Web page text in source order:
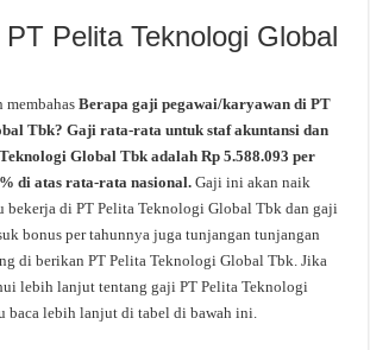
Pelita Teknologi Global
membahasBerapa gaji pegawai/karyawan di PT
Tbk? Gaji rata-rata untuk staf akuntansi dan
Global Tbk adalah Rp 5.588.093 per
di atas rata-rata nasional.Gaji ini akan naik
bekerja di PT Pelita Teknologi Global Tbk dan gaji
bonus per tahunnya juga tunjangan tunjangan
di berikan PT Pelita Teknologi Global Tbk. Jika
lebih lanjut tentang gaji PT Pelita Teknologi
baca lebih lanjut di tabel di bawah ini.